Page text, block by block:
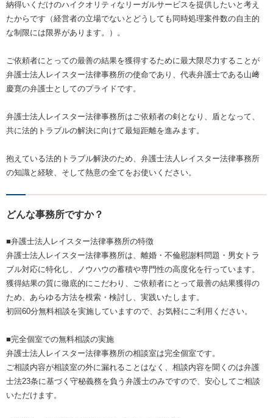
納得いくだけのハイクオリティなリーガルサービスを提供したいと考え
たからです（経営者の立場でないとどうしても同時処理案件数の自主的
な制限には限界があります。）。
ご依頼者にとっての最善の結果を獲得するために最大限尽力することが
弁護士法人レイスター法律事務所の使命であり、代表弁護士である山﨑
慶寛の弁護士としてのプライドです。
弁護士法人レイスター法律事務所はご依頼者の剣となり、盾となって、
共に法的トラブルの解決に向けて最短距離を進みます。
抱えている法的トラブル解決のため、弁護士法人レイスター法律事務所
の知識と経験、そして熱意の全てをお使いください。
どんな事務所ですか？
■弁護士法人レイスター法律事務所の特徴
弁護士法人レイスター法律事務所は、離婚・不倫慰謝料問題・男女トラ
ブル対応に特化し、ノウハウの蓄積や専門性の高度化を行っています。
獲得結果の質に徹底的にこだわり、ご依頼者にとって最善の結果獲得の
ため、あらゆる方法を模索・検討し、実践いたします。
初回60分無料相談を実施していますので、お気軽にご利用ください。
■完全個室での無料相談の実施
弁護士法人レイスター法律事務所の相談室は完全個室です。
ご相談内容が相談室の外に漏れることはなく、相談内容を聞くのは弁護
士法23条に基づく守秘義務を負う弁護士のみですので、安心してご相談
いただけます。